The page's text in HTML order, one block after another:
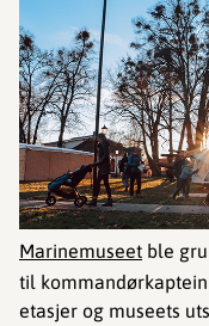
Marinemuseet ble
til
etasjer og museets